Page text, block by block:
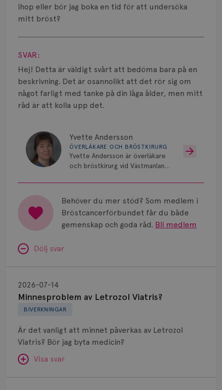
ihop eller bör jag boka en tid för att undersöka
mitt bröst?
Visa svar
SVAR:
Hej! Detta är väldigt svårt att bedöma bara på en
beskrivning. Det är osannolikt att det rör sig om
något farligt med tanke på din låga ålder, men mitt
råd är att kolla upp det.
Yvette Andersson
ÖVERLÄKARE OCH BRÖSTKIRURG
Yvette Andersson är överläkare
och bröstkirurg vid Västmanlands
Behöver du mer stöd? Som medlem i
Bröstcancerförbundet får du både
gemenskap och goda råd. Bli medlem
Dölj svar
BIVERKNINGAR
Minnesproblem av Letrozol Viatris?
2026-07-14
Är det vanligt att minnet påverkas av Letrozol
Viatris? Bör jag byta medicin?
Visa svar
Letrozol
Viatris?
Spridd bröstcancer
Vätska